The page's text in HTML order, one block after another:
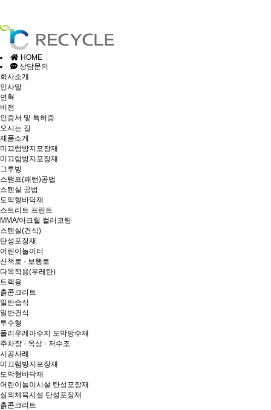
HOME
상담문의
회사소개
인사말
연혁
비전
인증서 및 특허증
오시는 길
제품소개
미끄럼방지포장재
미끄럼방지포장재
그루빙
스탬프(패턴)공법
스텐실 공법
도막형바닥재
스트리트 프린트
MMA/아크릴 컬러코팅
스텐실(건식)
탄성포장재
어린이놀이터
산책로 · 보행로
다목적용(우레탄)
트랙용
흙콘크리트
일반습식
일반건식
투수형
폴리우레아수지 도막방수재
주차장 · 옥상 · 저수조
시공사례
미끄럼방지포장재
도막형바닥재
어린이놀이시설 탄성포장재
실외체육시설 탄성포장재
흙콘크리트